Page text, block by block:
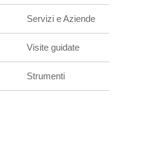
Servizi e Aziende
Visite guidate
Strumenti